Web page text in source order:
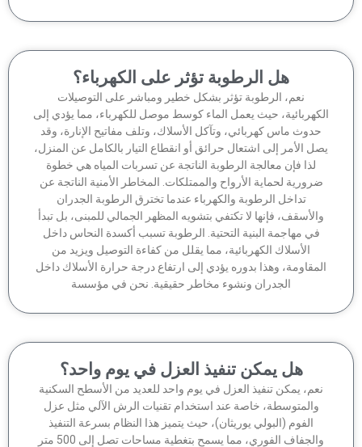
هل الرطوبة تؤثر على الكهرباء؟
نعم، الرطوبة تؤثر بشكل خطير ومباشر على التوصيلات
حيث يعمل الماء كوسط موصل للكهرباء، مما يؤدي إلى
حدوث ماس كهربائي، وتآكل الأسلاك، وتلف مفاتيح الإنارة، وقد
الأمر إلى اشتعال حرائق أو انقطاع التيار بالكامل عن المنزل،
لذا فإن معالجة الرطوبة الناتجة عن تسربات المياه هي خطوة
لحماية الأرواح والممتلكات. المخاطر الأمنية الناتجة عن
تداخل الرطوبة والكهرباء عندما تخترق الرطوبة الجدران
فإنها لا تكتفي بتشويه المظهر الجمالي للمبنى، بل تبدأ
في مهاجمة البنية التحتية. الرطوبة تسبب أكسدة النحاس داخل
الأسلاك الكهربائية، مما يقلل من كفاءة التوصيل ويزيد من
وهذا بدوره يؤدي إلى ارتفاع درجة حرارة الأسلاك داخل
الجدران ونشوء مخاطر حقيقية. نحن في مؤسسة
هل يمكن تنفيذ العزل في يوم واحد؟
يمكن تنفيذ العزل في يوم واحد للعديد من الأسطح السكنية
والمتوسطة، خاصة عند استخدام تقنيات الرش الآلي مثل عزل
الفوم (البولي يوريثان)، حيث يتميز هذا النظام بسرعة التنفيذ
والجفاف الفوري، مما يسمح بتغطية مساحات تصل إلى 500 متر